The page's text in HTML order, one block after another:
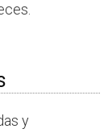
y